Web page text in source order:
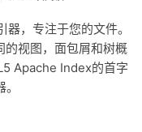
，专注于您的文件。
的视图，面包屑和树概
Apache Index的首字